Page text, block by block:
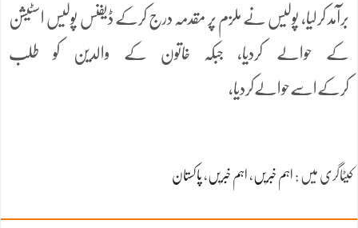
برآمد کرلیا، پولیس نے ملزم پر مقدمہ درج کرکے ڈیفنس پولیس اسٹیشن
کے حوالے کردیا، جبکہ خاتون کے والدین کو طلب
کرکےاسےحوالےکردیا،
کیٹاگری میں : اہم خبریں ، اہم خبریں ، پاکستان